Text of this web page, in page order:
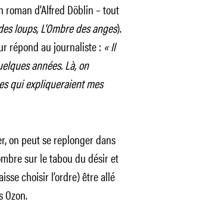
roman d’Alfred Döblin – tout
loups, L’Ombre des anges).
répond au journaliste : « Il
années. Là, on
qui expliqueraient mes
on peut se replonger dans
sur le tabou du désir et
choisir l’ordre) être allé